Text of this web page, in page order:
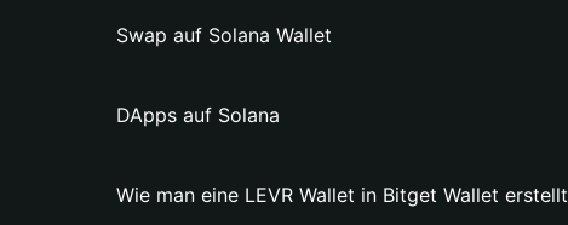
Swap auf Solana Wallet
DApps auf Solana
Wie man eine LEVR Wallet in Bitget Wallet erstellt